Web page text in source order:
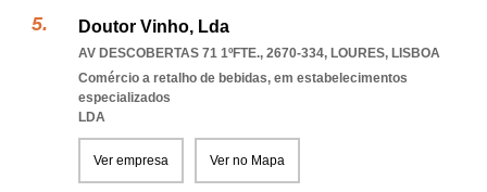
Doutor Vinho, Lda
AV DESCOBERTAS 71 1ºFTE., 2670-334, LOURES, LISBOA
Comércio a retalho de bebidas, em estabelecimentos
especializados
LDA
Ver empresa Ver no Mapa